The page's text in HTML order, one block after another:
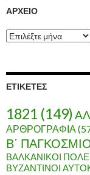
ΑΡΧΕΊΟ
Α
ρ
ο
ΕΤΙΚΈΤΕΣ
1821 (149)
ΑΡΘΡΟΓΡΑΦΙΑ
Β΄
ΒΑΛΚΑΝΙΚΟΙ
ΒΥΖΑΝΤΙΝΟΙ